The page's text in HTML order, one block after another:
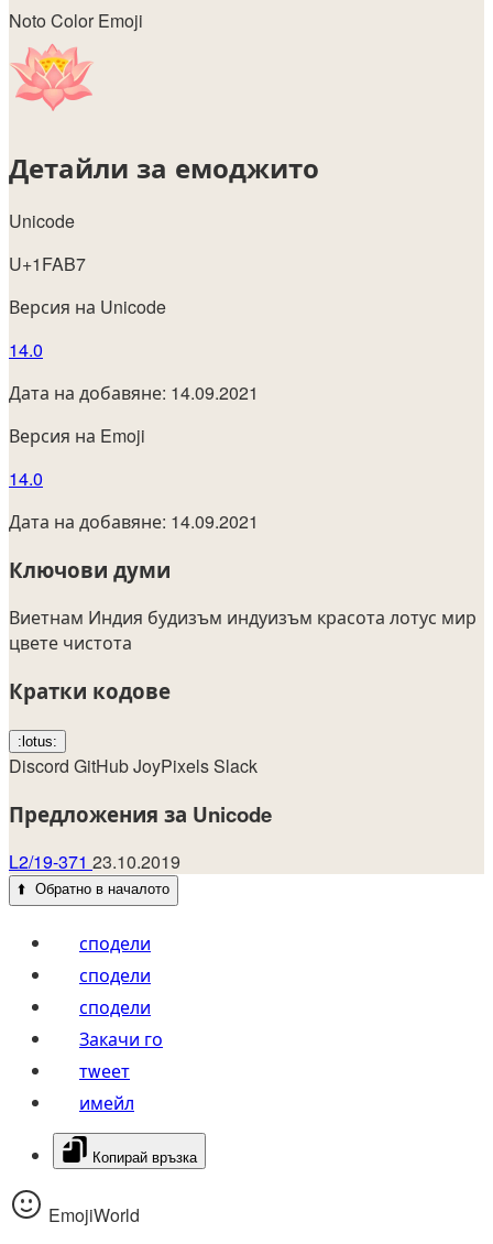
Noto Color Emoji
Детайли за емоджито
Unicode
U+1FAB7
Версия на Unicode
14.0
Дата на добавяне: 14.09.2021
Версия на Emoji
14.0
Дата на добавяне: 14.09.2021
Ключови думи
Виетнам Индия будизъм индуизъм красота лотус мир
цвете чистота
Кратки кодове
:lotus:
Discord GitHubJoyPixelsSlack
Предложения за Unicode
L2/19-371 23.10.2019
⬆️ Обратно в началото
сподели
сподели
сподели
Закачи го
тwеет
имейл
Копирай връзка
EmojiWorld